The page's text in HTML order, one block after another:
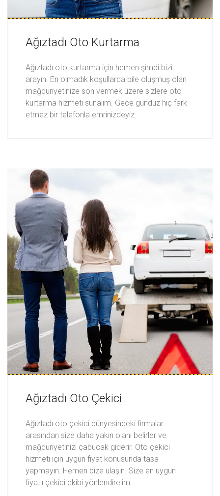
Ağıztadı Oto Kurtarma
Ağıztadı oto kurtarma için hemen şimdi bizi
arayın. En olmadık koşullarda bile oluşmuş olan
mağduriyetinize son vermek üzere sizlere oto
kurtarma hizmeti sunalım. Gece gündüz hiç fark
etmez bir telefonla emrinizdeyiz.
Ağıztadı Oto Çekici
Ağıztadı oto çekici bünyesindeki firmalar
arasından size daha yakın olanı belirler ve
mağduriyetinizi çabucak giderir. Oto çekici
hizmeti için uygun fiyat konusunda tasa
yapmayın. Hemen bize ulaşın. Size en uygun
fiyatlı çekici ekibi yönlendirelim.